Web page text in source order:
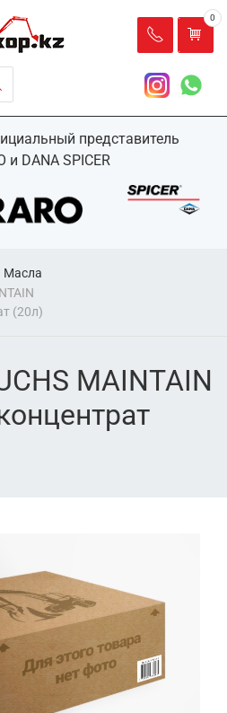
представитель
и DANA SPICER
0
Масла
(20л)
MAINTAIN